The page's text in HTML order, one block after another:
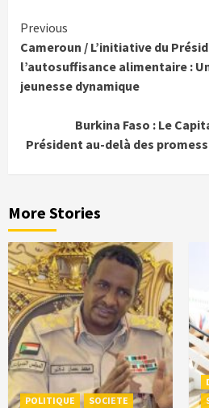
Continue
Reading
Previous
Cameroun / L’initiative du
l’autosuffisance alimentaire :
jeunesse dynamique
Burkina Faso : Le
Président au-delà des
More Stories
POLITIQUE SOCIETE